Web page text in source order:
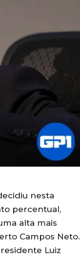
nesta
percentual,
alta mais
Campos Neto.
Luiz